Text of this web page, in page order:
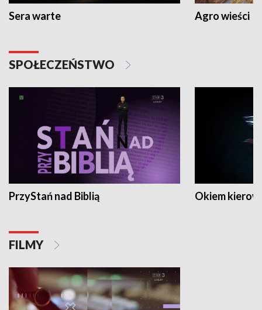
Sera warte Agro wieści
SPOŁECZEŃSTWO
PrzyStań nad Biblią Okiem
FILMY